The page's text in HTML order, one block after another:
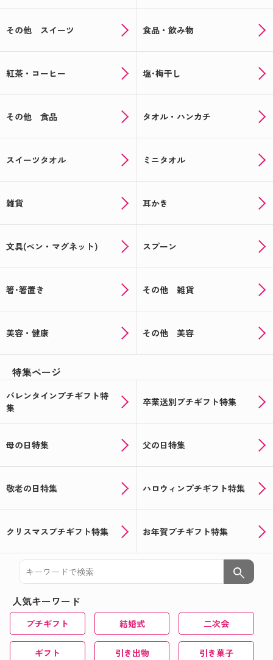
その他 スイーツ 食品・飲み物
紅茶・コーヒー 塩･梅干し
その他 食品 タオル・ハンカチ
スイーツタオル ミニタオル
雑貨 耳かき
文具(ペン・マグネット) スプーン
箸･箸置き その他 雑貨
美容・健康 その他 美容
特集ページ
バレンタインプチギフト特
集
卒業送別プチギフト特集
母の日特集 父の日特集
敬老の日特集 ハロウィンプチギフト特集
クリスマスプチギフト特集 お年賀プチギフト特集
search
人気キーワード
プチギフト 結婚式 二次会
ギフト 引き出物 引き菓子